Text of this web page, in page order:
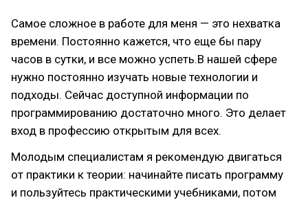
Самое сложное в работе для меня — это нехватка
времени. Постоянно кажется, что еще бы пару
часов в сутки, и все можно успеть.В нашей сфере
нужно постоянно изучать новые технологии и
подходы. Сейчас доступной информации по
программированию достаточно много. Это делает
вход в профессию открытым для всех.
Молодым специалистам я рекомендую двигаться
от практики к теории: начинайте писать программу
и пользуйтесь практическими учебниками, потом